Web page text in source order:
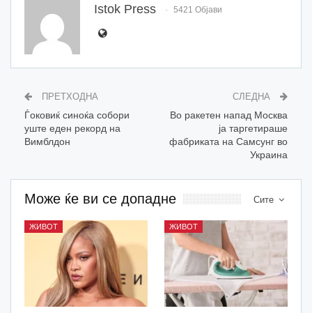
Istok Press 5421 Објави
ПРЕТХОДНА
Ѓоковиќ синоќа собори
уште еден рекорд на
Вимблдон
СЛЕДНА
Во ракетен напад Москва
ја таргетираше
фабриката на Самсунг во
Украина
Сите
Може ќе ви се допадне
ЖИВОТ ЖИВОТ